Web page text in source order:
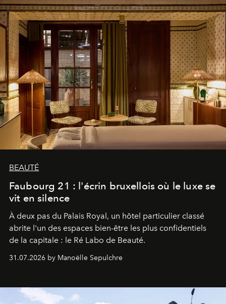
BEAUTÉ
Faubourg 21 : l'écrin bruxellois où le luxe se
vit en silence
À deux pas du Palais Royal, un hôtel particulier classé
abrite l'un des espaces bien-être les plus confidentiels
de la capitale : le Ré Labo de Beauté.
31.07.2026 by Manoëlle Sepulchre